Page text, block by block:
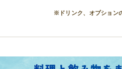
※ドリンク、オプション